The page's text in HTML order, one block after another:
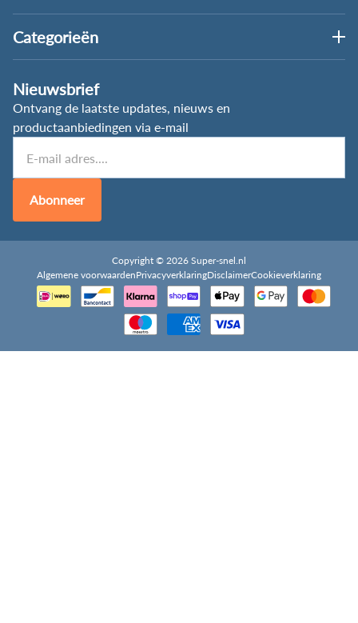
Categorieën
Nieuwsbrief
Ontvang de laatste updates, nieuws en
productaanbiedingen via e-mail
Abonneer
Copyright © 2026 Super-snel.nl
Algemene voorwaardenPrivacyverklaringDisclaimerCookieverklaring